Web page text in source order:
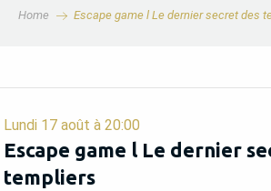
Home Escape game l Le dernier secret des
Lundi 17 août à 20:00
Escape game l Le dernier
templiers